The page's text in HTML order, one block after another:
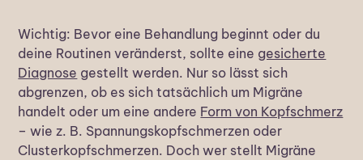
Wichtig: Bevor eine Behandlung beginnt oder du
deine Routinen veränderst, sollte eine gesicherte
Diagnose gestellt werden. Nur so lässt sich
abgrenzen, ob es sich tatsächlich um Migräne
handelt oder um eine andere Form von Kopfschmerz
– wie z. B. Spannungskopfschmerzen oder
Clusterkopfschmerzen. Doch wer stellt Migräne